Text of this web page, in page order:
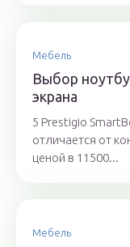
Мебель
Выбор
экрана
5 Prestigio
отличается от
ценой в 11500...
Мебель